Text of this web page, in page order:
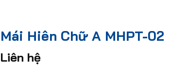
Mái Hiên Chữ A MHPT-02
Liên hệ